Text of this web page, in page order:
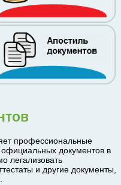
профессиональные
официальных документов в
легализовать
и другие документы,